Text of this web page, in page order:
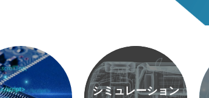
シミュレーション